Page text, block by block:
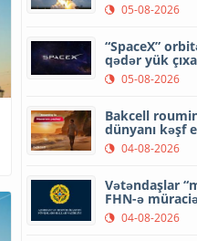
05-08-2026
“SpaceX”
qədər yük
05-08-2026
Bakcell
dünyanı kəşf
04-08-2026
Vətəndaşlar
FHN-ə
04-08-2026